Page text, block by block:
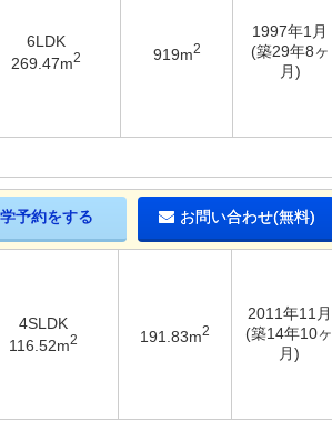
6LDK
269.47m2 919m2
1997年1月
(築29年8ヶ
月)
予約をする お問い合わせ(無料)
4SLDK
116.52m2 191.83m2
2011年11月
(築14年10ヶ
月)